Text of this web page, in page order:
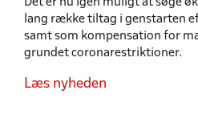
lang række tiltag i genstarten
samt som kompensation for
grundet coronarestriktioner.
Læs nyheden